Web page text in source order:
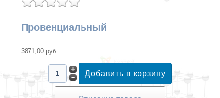
Провенциальный
3871,00 руб